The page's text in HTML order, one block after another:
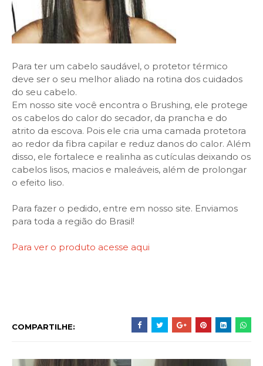
Para ter um cabelo saudável, o protetor térmico
deve ser o seu melhor aliado na rotina dos cuidados
do seu cabelo.
Em nosso site você encontra o Brushing, ele protege
os cabelos do calor do secador, da prancha e do
atrito da escova. Pois ele cria uma camada protetora
ao redor da fibra capilar e reduz danos do calor. Além
disso, ele fortalece e realinha as cutículas deixando os
cabelos lisos, macios e maleáveis, além de prolongar
o efeito liso.
Para fazer o pedido, entre em nosso site. Enviamos
para toda a região do Brasil!
Para ver o produto acesse aqui
COMPARTILHE: